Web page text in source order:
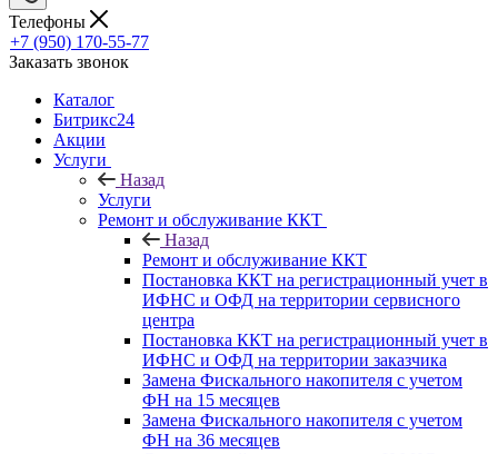
Телефоны
+7 (950) 170-55-77
Заказать звонок
Каталог
Битрикс24
Акции
Услуги
Назад
Услуги
Ремонт и обслуживание ККТ
Назад
Ремонт и обслуживание ККТ
Постановка ККТ на регистрационный учет в
ИФНС и ОФД на территории сервисного
центра
Постановка ККТ на регистрационный учет в
ИФНС и ОФД на территории заказчика
Замена Фискального накопителя с учетом
ФН на 15 месяцев
Замена Фискального накопителя с учетом
ФН на 36 месяцев